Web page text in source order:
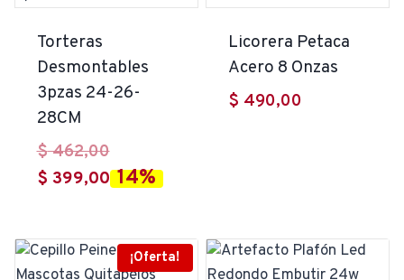
Torteras
Desmontables
3pzas 24-26-
28CM
$462,00El
precio
$ 462,00.
$ 399,00El
es:
14%
Licorera Petaca
Acero 8 Onzas
$ 490,00
¡Oferta!